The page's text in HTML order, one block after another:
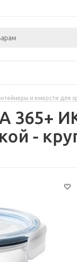
и емкости для
365+
-